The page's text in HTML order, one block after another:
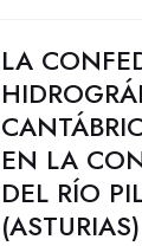
LA
EN LA
DEL RÍO
(ASTURIAS)